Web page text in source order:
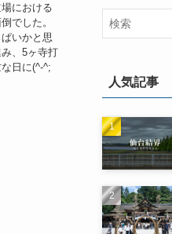
における
でした。
いかと思
、5ヶ寺打
日に(^-^;
人気記事